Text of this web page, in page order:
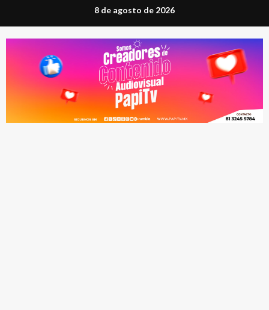
al
contenido
8 de agosto de 2026